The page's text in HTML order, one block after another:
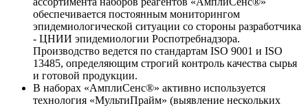
обеспечивается постоянным мониторингом
эпидемиологической ситуации со стороны разработчика
- ЦНИИ эпидемиологии Роспотребнадзора.
Производство ведется по стандартам ISO 9001 и ISO
13485, определяющим строгий контроль качества сырья
и готовой продукции.
В наборах «АмплиСенс®» активно используется
технология «МультиПрайм» (выявление нескольких